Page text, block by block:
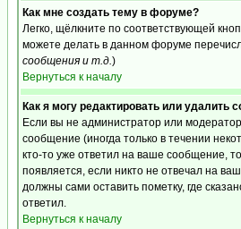
Как мне создать тему в форуме?
Легко, щёлкните по соответствующей
можете делать в данном форуме
сообщения и т.д.)
Вернуться к началу
Как я могу редактировать или удалить
Если вы не администратор или
сообщение (иногда только в течении
кто-то уже ответил на ваше сообщение,
появляется, если никто не отвечал на
должны сами оставить пометку, где
ответил.
Вернуться к началу